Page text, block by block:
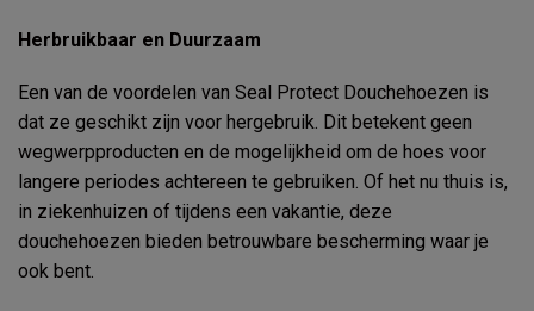
Herbruikbaar en Duurzaam
Een van de voordelen van Seal Protect Douchehoezen is
dat ze geschikt zijn voor hergebruik. Dit betekent geen
wegwerpproducten en de mogelijkheid om de hoes voor
langere periodes achtereen te gebruiken. Of het nu thuis is,
in ziekenhuizen of tijdens een vakantie, deze
douchehoezen bieden betrouwbare bescherming waar je
ook bent.